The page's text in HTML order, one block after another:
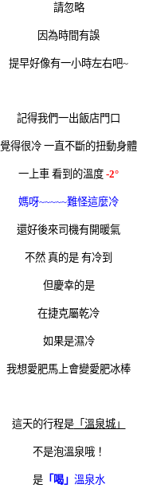
請忽略
因為時間有誤
提早好像有一小時左右吧~
記得我們一出飯店門口
覺得很冷 一直不斷的扭動身體
一上車 看到的溫度 -2°
媽呀~~~~~難怪這麼冷
還好後來司機有開暖氣
不然 真的是 有冷到
但慶幸的是
在捷克屬乾冷
如果是濕冷
我想愛肥馬上會變愛肥冰棒
這天的行程是「溫泉城」
不是泡溫泉哦！
是「喝」 溫泉水